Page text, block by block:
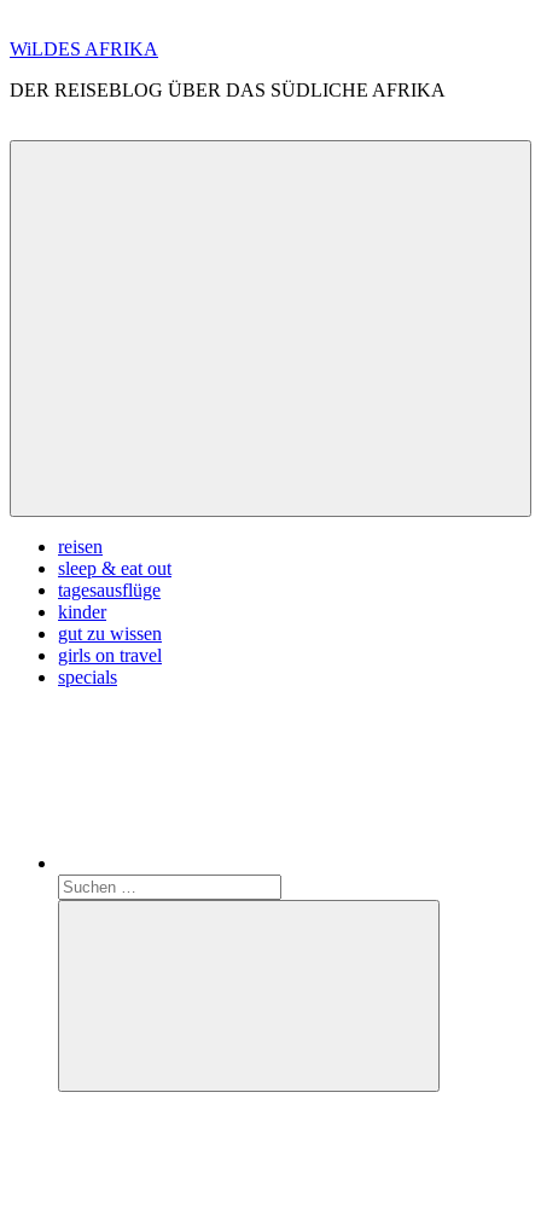
Zum
springen
WiLDES AFRIKA
DER REISEBLOG ÜBER DAS SÜDLICHE AFRIKA
reisen
sleep & eat out
tagesausflüge
kinder
gut zu wissen
girls on travel
specials
Suchen
nach:
Suchen